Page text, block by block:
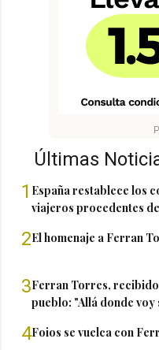
Últimas
1 España restablece los
viajeros procedentes
2El homenaje a Ferran
3Ferran Torres, recibido
pueblo: "Allá donde
4Foios se vuelca con